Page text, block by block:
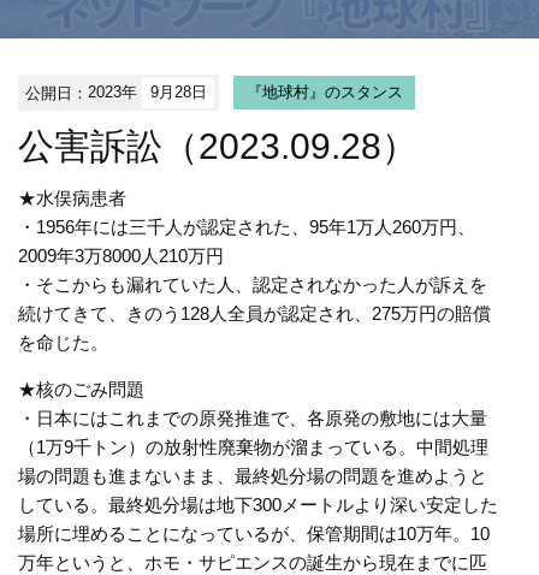
公開日：2023年 9月28日 『地球村』のスタンス
公害訴訟（2023.09.28）
★水俣病患者
・1956年には三千人が認定された、95年1万人260万円、
2009年3万8000人210万円
・そこからも漏れていた人、認定されなかった人が訴えを
続けてきて、きのう128人全員が認定され、275万円の賠償
を命じた。
★核のごみ問題
・日本にはこれまでの原発推進で、各原発の敷地には大量
（1万9千トン）の放射性廃棄物が溜まっている。中間処理
場の問題も進まないまま、最終処分場の問題を進めようと
している。最終処分場は地下300メートルより深い安定した
場所に埋めることになっているが、保管期間は10万年。10
万年というと、ホモ・サピエンスの誕生から現在までに匹